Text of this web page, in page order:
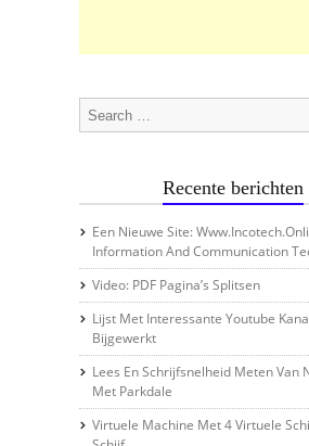
Recente berichten
Een Nieuwe Site:
Information And Communication
Video: PDF Pagina’s Splitsen
Lijst Met Interessante Youtube
Bijgewerkt
Lees En Schrijfsnelheid Meten Van
Met Parkdale
Virtuele Machine Met 4 Virtuele